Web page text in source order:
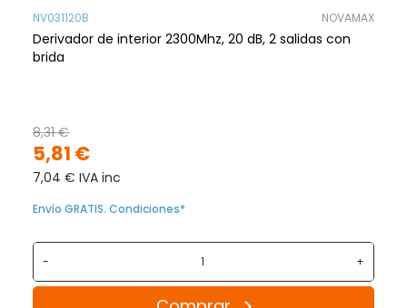
NV031120B NOVAMAX
Derivador de interior 2300Mhz, 20 dB, 2 salidas con
brida
5,81 €
8,31 €
7,04 € IVA inc
Envío GRATIS. Condiciones*
- +